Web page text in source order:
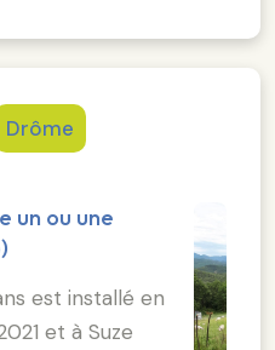
Drôme
un ou une
est installé en
et à Suze